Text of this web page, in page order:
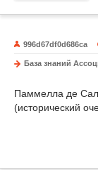
996d67df0d686ca
База знаний
Паммелла де
(исторический